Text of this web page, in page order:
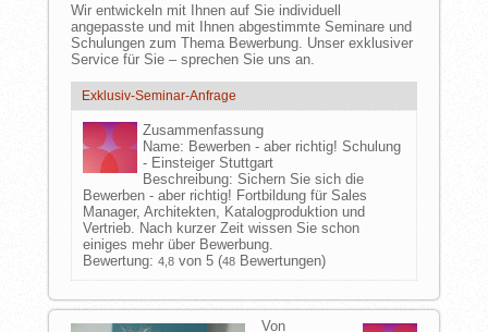
Wir entwickeln mit Ihnen auf Sie individuell
angepasste und mit Ihnen abgestimmte Seminare und
Schulungen zum Thema Bewerbung. Unser exklusiver
Service für Sie – sprechen Sie uns an.
Exklusiv-Seminar-Anfrage
Zusammenfassung
Name: Bewerben - aber richtig! Schulung
- Einsteiger Stuttgart
Beschreibung: Sichern Sie sich die
Bewerben - aber richtig! Fortbildung für Sales
Manager, Architekten, Katalogproduktion und
Vertrieb. Nach kurzer Zeit wissen Sie schon
einiges mehr über Bewerbung.
Bewertung: 4,8von 5 (48Bewertungen)
Von